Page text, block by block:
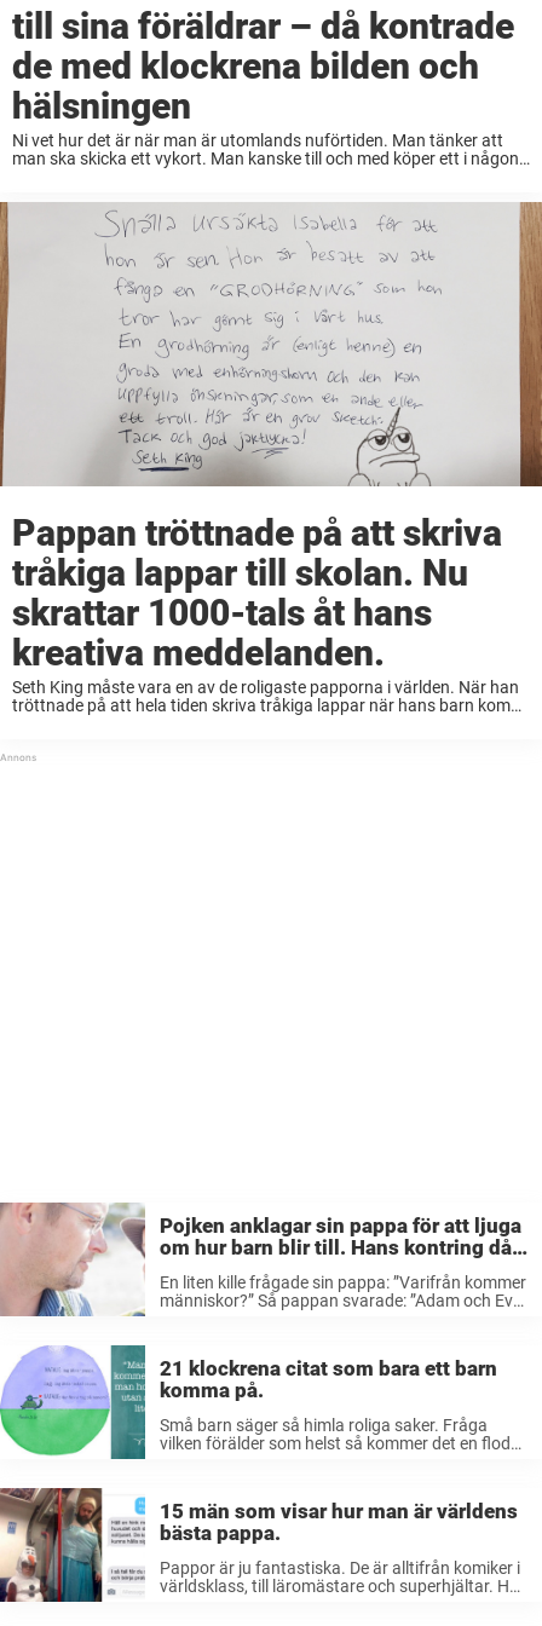
till sina föräldrar – då kontrade
de med klockrena bilden och
hälsningen
Ni vet hur det är när man är utomlands nuförtiden. Man tänker att
man ska skicka ett vykort. Man kanske till och med köper ett i någon
Pappan tröttnade på att skriva
tråkiga lappar till skolan. Nu
skrattar 1000-tals åt hans
kreativa meddelanden.
Seth King måste vara en av de roligaste papporna i världen. När han
tröttnade på att hela tiden skriva tråkiga lappar när hans barn kom
Pojken anklagar sin pappa för att ljuga
om hur barn blir till. Hans kontring då
är helt briljant.
En liten kille frågade sin pappa: ”Varifrån kommer
människor?” Så pappan svarade: ”Adam och Eva
21 klockrena citat som bara ett barn
komma på.
Små barn säger så himla roliga saker. Fråga
vilken förälder som helst så kommer det en flod
15 män som visar hur man är världens
bästa pappa.
Pappor är ju fantastiska. De är alltifrån komiker i
världsklass, till läromästare och superhjältar. Här